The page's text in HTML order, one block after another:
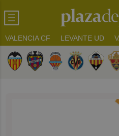
VALENCIA CF LEVANTE UD